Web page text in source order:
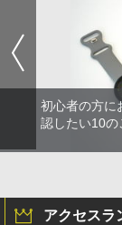
初心者の方に
認したい10の
アクセスラ